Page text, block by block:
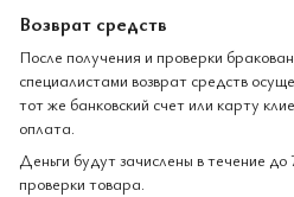
Возврат средств
После получения и проверки
специалистами возврат средств
тот же банковский счет или карту
оплата.
Деньги будут зачислены в течение до
проверки товара.